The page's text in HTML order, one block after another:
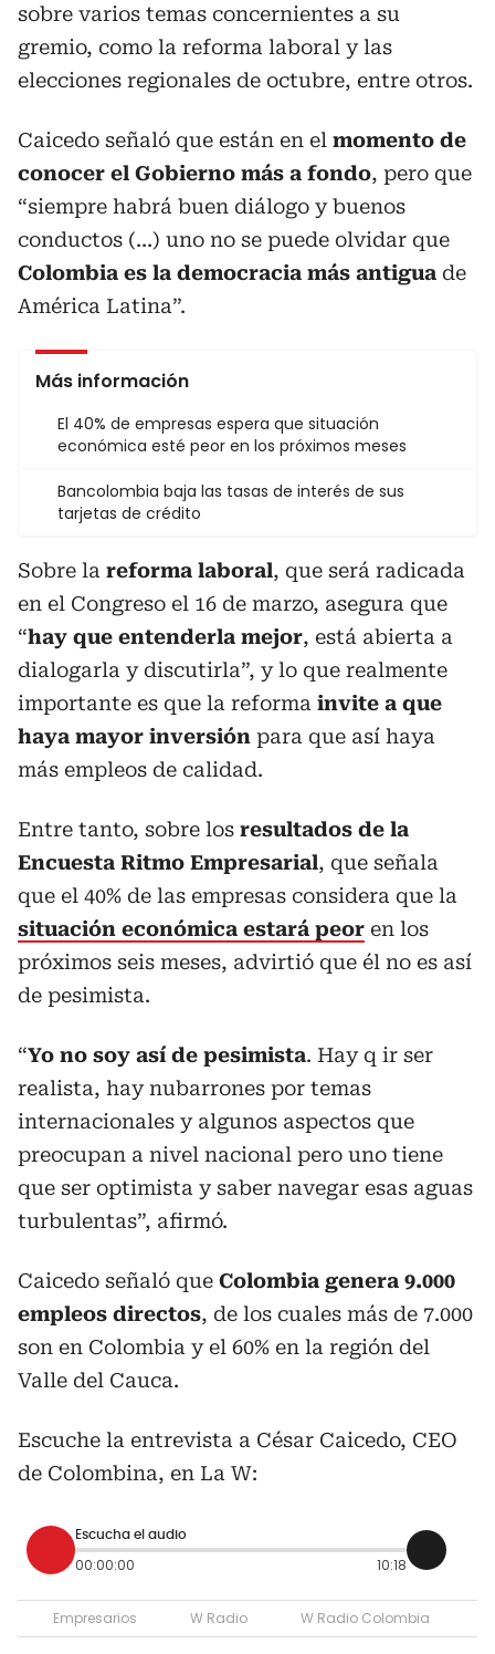
sobre varios temas concernientes a su
gremio, como la reforma laboral y las
elecciones regionales de octubre, entre otros.
Caicedo señaló que están en el momento de
conocer el Gobierno más a fondo, pero que
“siempre habrá buen diálogo y buenos
conductos (...) uno no se puede olvidar que
Colombia es la democracia más antigua de
América Latina”.
Más información
El 40% de empresas espera que situación
económica esté peor en los próximos meses
Bancolombia baja las tasas de interés de sus
tarjetas de crédito
Sobre la reforma laboral, que será radicada
en el Congreso el 16 de marzo, asegura que
“hay que entenderla mejor, está abierta a
dialogarla y discutirla”, y lo que realmente
importante es que la reforma invite a que
haya mayor inversión para que así haya
más empleos de calidad.
Entre tanto, sobre los resultados de la
Encuesta Ritmo Empresarial, que señala
que el 40% de las empresas considera que la
situación económica estará peor en los
próximos seis meses, advirtió que él no es así
de pesimista.
“Yo no soy así de pesimista. Hay q ir ser
realista, hay nubarrones por temas
internacionales y algunos aspectos que
preocupan a nivel nacional pero uno tiene
que ser optimista y saber navegar esas aguas
turbulentas”, afirmó.
Caicedo señaló que Colombia genera 9.000
empleos directos, de los cuales más de 7.000
son en Colombia y el 60% en la región del
Valle del Cauca.
Escuche la entrevista a César Caicedo, CEO
de Colombina, en La W:
Escucha el audio
00:00:00 10:18
Empresarios W Radio W Radio Colombia